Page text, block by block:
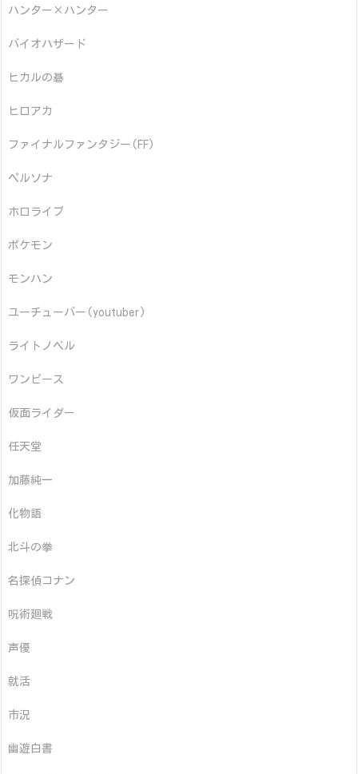
ハンター×ハンター
バイオハザード
ヒカルの碁
ヒロアカ
ファイナルファンタジー(FF)
ペルソナ
ホロライブ
ポケモン
モンハン
ユーチューバー(youtuber)
ライトノベル
ワンピース
仮面ライダー
任天堂
加藤純一
化物語
北斗の拳
名探偵コナン
呪術廻戦
声優
就活
市況
幽遊白書